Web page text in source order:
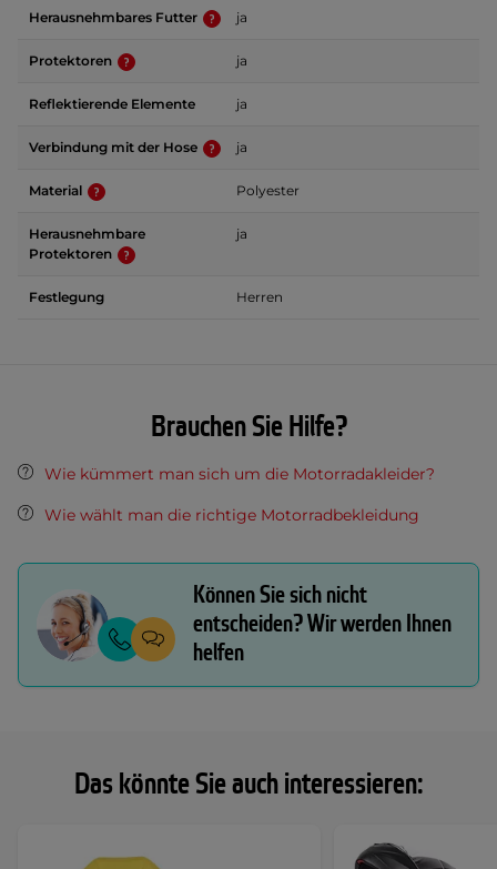
Das könnte Sie auch interessieren:
Herausnehmbares Futter ja
Protektoren ja
Reflektierende Elemente ja
Verbindung mit der Hose ja
Material Polyester
Herausnehmbare
Protektoren
ja
Festlegung Herren
Brauchen Sie Hilfe?
Wie kümmert man sich um die Motorradakleider?
Wie wählt man die richtige Motorradbekleidung
Können Sie sich nicht
entscheiden? Wir werden Ihnen
helfen